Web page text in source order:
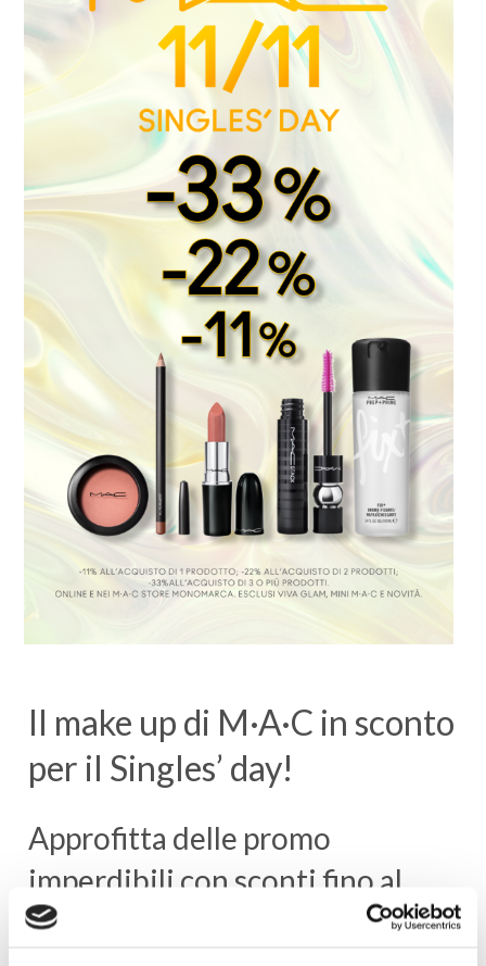
Il make up di M·A·C in sconto
per il Singles’ day!
Approfitta delle promo
imperdibili con sconti fino al
-33%!